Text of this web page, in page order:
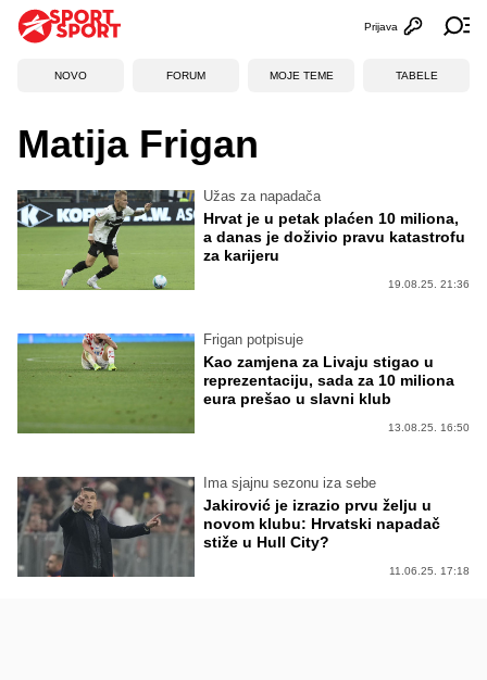
Otvori
Prijava
NOVO FORUM MOJE TEME TABELE
Matija Frigan
Užas za napadača
Hrvat je u petak plaćen 10 miliona,
a danas je doživio pravu katastrofu
za karijeru
19.08.25. 21:36
Frigan potpisuje
Kao zamjena za Livaju stigao u
reprezentaciju, sada za 10 miliona
eura prešao u slavni klub
13.08.25. 16:50
Ima sjajnu sezonu iza sebe
Jakirović je izrazio prvu želju u
novom klubu: Hrvatski napadač
stiže u Hull City?
11.06.25. 17:18